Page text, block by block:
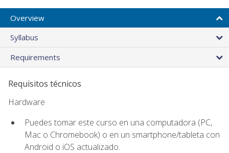
Overview
Syllabus
Requirements
Requisitos técnicos
Hardware
Puedes tomar este curso en una computadora (PC,
Mac o Chromebook) o en un smartphone/tableta con
Android o iOS actualizado.